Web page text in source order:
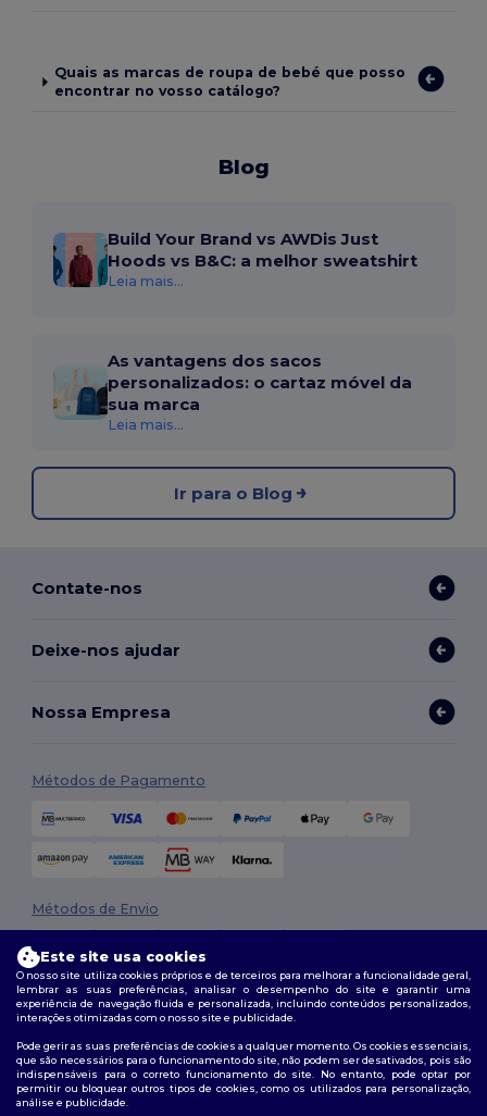
Quais as marcas de roupa de bebé que posso
encontrar no vosso catálogo?
Blog
Build Your Brand vs AWDis Just
Hoods vs B&C: a melhor sweatshirt
Leia mais...
As vantagens dos sacos
personalizados: o cartaz móvel da
sua marca
Leia mais...
Ir para o Blog
Contate-nos
Deixe-nos ajudar
Nossa Empresa
Métodos de Pagamento
Métodos de Envio
Siga-nos
Este site usa cookies
O nosso site utiliza cookies próprios e de terceiros para melhorar a funcionalidade geral,
lembrar as suas preferências, analisar o desempenho do site e garantir uma
experiência de navegação fluida e personalizada, incluindo conteúdos personalizados,
interações otimizadas com o nosso site e publicidade.
Pode gerir as suas preferências de cookies a qualquer momento. Os cookies essenciais,
que são necessários para o funcionamento do site, não podem ser desativados, pois são
indispensáveis para o correto funcionamento do site. No entanto, pode optar por
permitir ou bloquear outros tipos de cookies, como os utilizados para personalização,
análise e publicidade.